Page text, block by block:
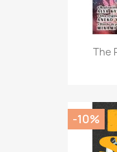
The
-10%